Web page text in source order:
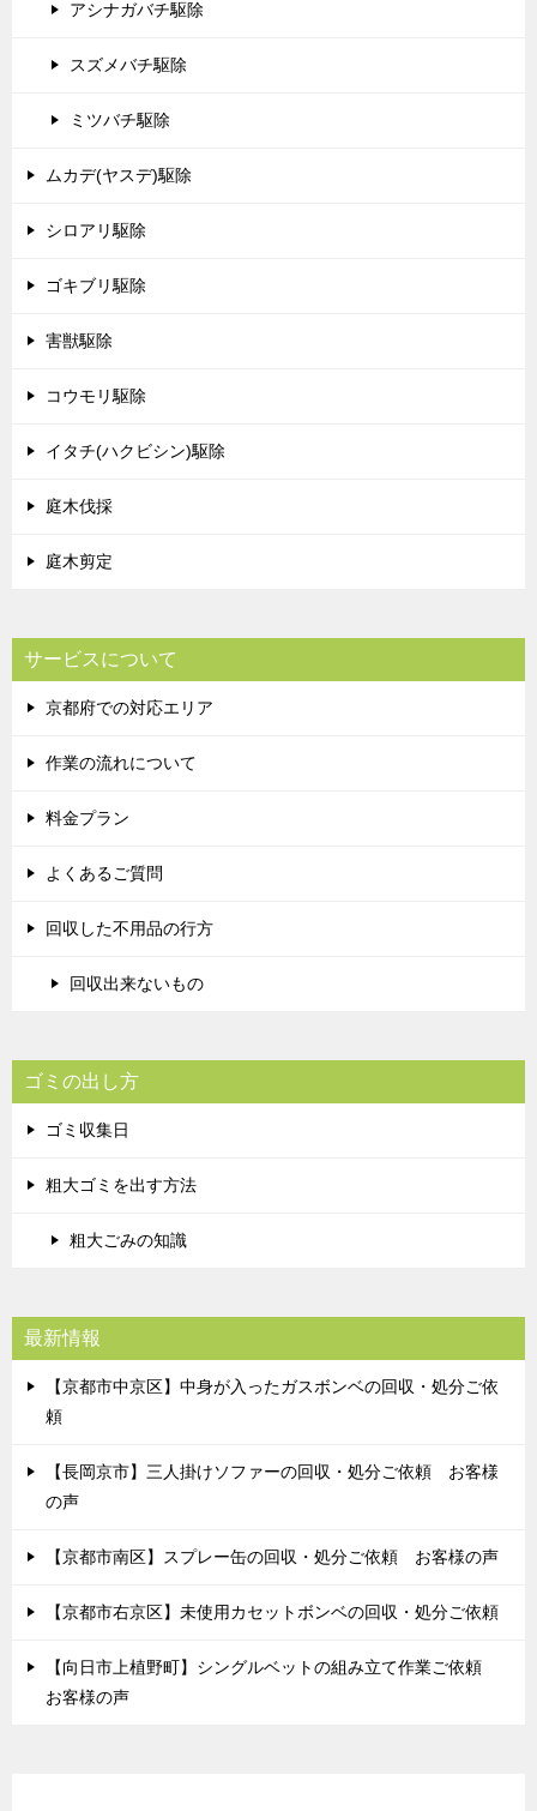
アシナガバチ駆除
スズメバチ駆除
ミツバチ駆除
ムカデ(ヤスデ)駆除
シロアリ駆除
ゴキブリ駆除
害獣駆除
コウモリ駆除
イタチ(ハクビシン)駆除
庭木伐採
庭木剪定
サービスについて
京都府での対応エリア
作業の流れについて
料金プラン
よくあるご質問
回収した不用品の行方
回収出来ないもの
ゴミの出し方
ゴミ収集日
粗大ゴミを出す方法
粗大ごみの知識
最新情報
【京都市中京区】中身が入ったガスボンベの回収・処分ご依
頼
【長岡京市】三人掛けソファーの回収・処分ご依頼 お客様
の声
【京都市南区】スプレー缶の回収・処分ご依頼 お客様の声
【京都市右京区】未使用カセットボンベの回収・処分ご依頼
【向日市上植野町】シングルベットの組み立て作業ご依頼
お客様の声